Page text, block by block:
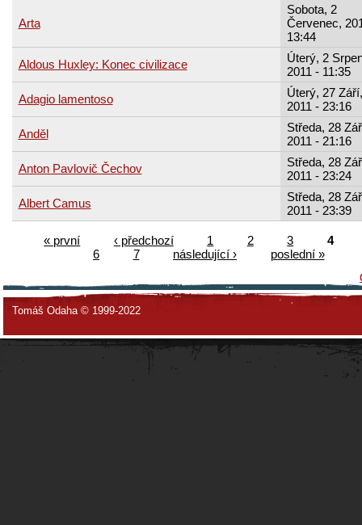
Arta
Sobota, 2
Červenec,
13:44
Aldous Huxley: Konec civilizace
Úterý, 2
2011 - 11:35
Adagio lamentoso
Úterý, 27 Září,
2011 - 23:16
Anděl
Středa, 28
2011 - 21:16
Anton Pavlovič Čechov
Středa, 28
2011 - 23:24
Albert Camus
Středa, 28
2011 - 23:39
« první ‹ předchozí 1 2 3
4
6
7 následující ›
poslední »
Tomáš Odaha © 1999-2022